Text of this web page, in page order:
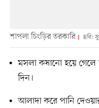
শাপলা চিংড়ির তরকারি ছবি:
মসলা কষানো হয়ে গেলে
দিন।
আলাদা করে পানি